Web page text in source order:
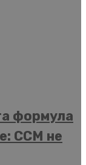
формула
ССМ не